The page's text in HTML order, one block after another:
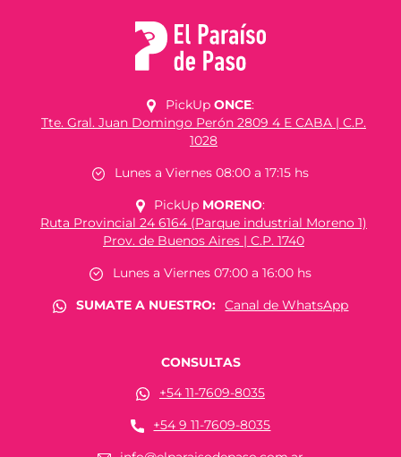
PickUp ONCE:
Tte. Gral. Juan Domingo Perón 2809 4 E CABA | C.P.
1028
Lunes a Viernes 08:00 a 17:15 hs
PickUp MORENO:
Ruta Provincial 24 6164 (Parque industrial Moreno 1)
Prov. de Buenos Aires | C.P. 1740
Lunes a Viernes 07:00 a 16:00 hs
SUMATE A NUESTRO:
Canal de WhatsApp
CONSULTAS
+54 11-7609-8035
+54 9 11-7609-8035